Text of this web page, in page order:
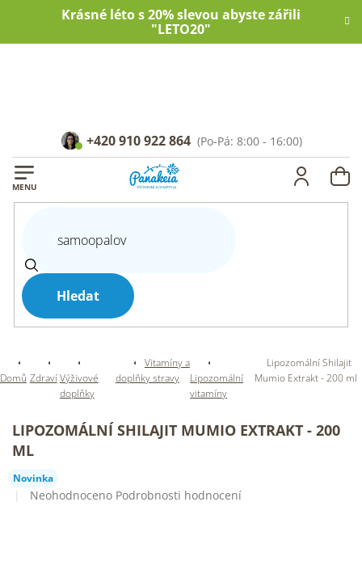
Krásné léto s 20% slevou abyste zářili
"LETO20"
Hledat
+420 910 922 864
Domů ZdravíVýživové
doplňky
Vitamíny a
doplňky stravy
Lipozomální
vitamíny
Lipozomální Shilajit
Mumio Extrakt - 200 ml
LIPOZOMÁLNÍ SHILAJIT MUMIO EXTRAKT - 200
ML
Novinka
Průměrné
Neohodnoceno Podrobnosti hodnocení